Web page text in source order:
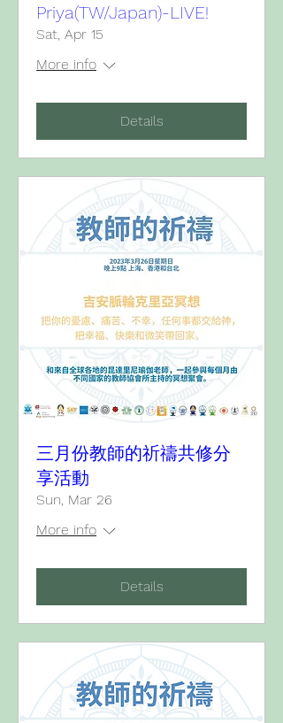
Priya(TW/Japan)-LIVE!
Sat, Apr 15
More info
Details
三月份教師的祈禱共修分
享活動
Sun, Mar 26
More info
Details